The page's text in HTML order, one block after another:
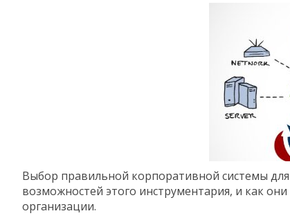
Выбор правильной корпоративной системы
возможностей этого инструментария, и как
организации.